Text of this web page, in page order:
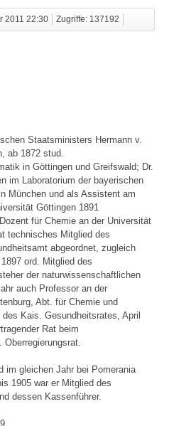
2011 22:30 Zugriffe: 137192
Staatsministers Hermann v.
ab 1872 stud.
in Göttingen und Greifswald; Dr.
im Laboratorium der bayerischen
München und als Assistent am
Göttingen 1891
für Chemie an der Universität
technisches Mitglied des
abgeordnet, zugleich
ord. Mitglied des
der naturwissenschaftlichen
auch Professor an der
Abt. für Chemie und
Kais. Gesundheitsrates, April
Rat beim
im gleichen Jahr bei Pomerania
1905 war er Mitglied des
dessen Kassenführer.